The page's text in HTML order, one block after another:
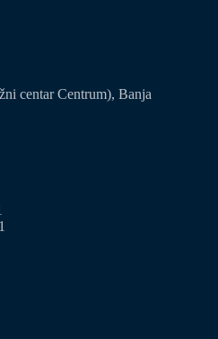
centar Centrum), Banja